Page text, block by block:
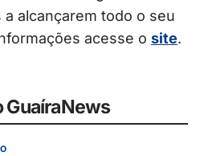
alcançarem todo o seu
acesse o site.
GuaíraNews